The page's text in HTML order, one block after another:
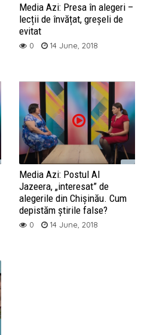
Media Azi: Presa în alegeri –
lecții de învățat, greșeli de
evitat
0 14 June, 2018
Media Azi: Postul Al
Jazeera, „interesat” de
alegerile din Chișinău. Cum
depistăm știrile false?
0 14 June, 2018